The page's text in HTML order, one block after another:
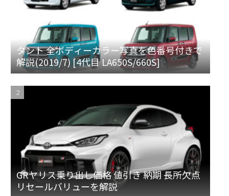
タント 全ボディーカラー写真を色番号付きで
解説(2019/7) [4代目 LA650S/660S]
GRヤリス乗り出し価格 値引き 納期 長所欠点
リセールバリューを解説